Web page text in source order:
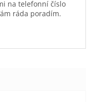
na telefonní číslo
ráda poradím.